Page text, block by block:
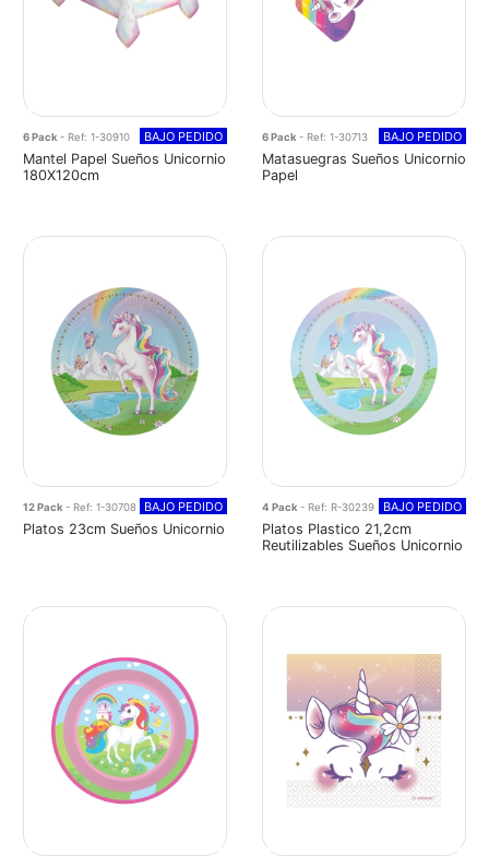
6 Pack- Ref: 1-30910 BAJO PEDIDO
Mantel Papel Sueños Unicornio
180X120cm
6 Pack- Ref: 1-30713 BAJO PEDIDO
Matasuegras Sueños Unicornio
Papel
12 Pack - Ref: 1-30708 BAJO PEDIDO
Platos 23cm Sueños Unicornio
4 Pack - Ref: R-30239 BAJO PEDIDO
Platos Plastico 21,2cm
Reutilizables Sueños Unicornio